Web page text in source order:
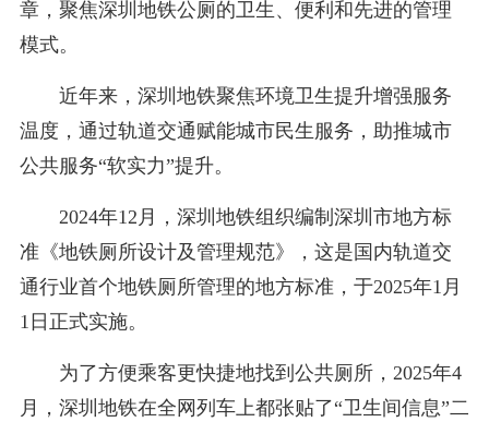
章，聚焦深圳地铁公厕的卫生、便利和先进的管理
模式。
近年来，深圳地铁聚焦环境卫生提升增强服务
温度，通过轨道交通赋能城市民生服务，助推城市
公共服务“软实力”提升。
2024年12月，深圳地铁组织编制深圳市地方标
准《地铁厕所设计及管理规范》，这是国内轨道交
通行业首个地铁厕所管理的地方标准，于2025年1月
1日正式实施。
为了方便乘客更快捷地找到公共厕所，2025年4
月，深圳地铁在全网列车上都张贴了“卫生间信息”二